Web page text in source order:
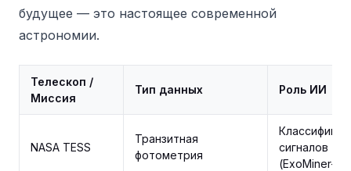
будущее — это настоящее современной
астрономии.
Телескоп /
Миссия
Тип данных Роль ИИ
NASA TESS
Транзитная
фотометрия
сигналов
(ExoMiner++)